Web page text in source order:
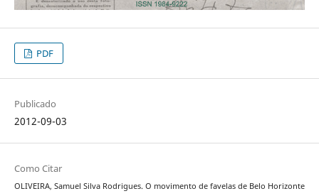
PDF
Publicado
2012-09-03
Como Citar
OLIVEIRA, Samuel Silva Rodrigues. O movimento de favelas de Belo Horizonte